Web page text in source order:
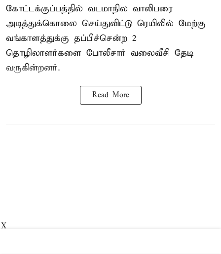
கோட்டக்குப்பத்தில் வடமாநில வாலிபரை
அடித்துக்கொலை செய்துவிட்டு ரெயிலில் மேற்கு
வங்காளத்துக்கு தப்பிச்சென்ற 2
தொழிலாளர்களை போலீசார் வலைவீசி தேடி
வருகின்றனர்.
Read More
X